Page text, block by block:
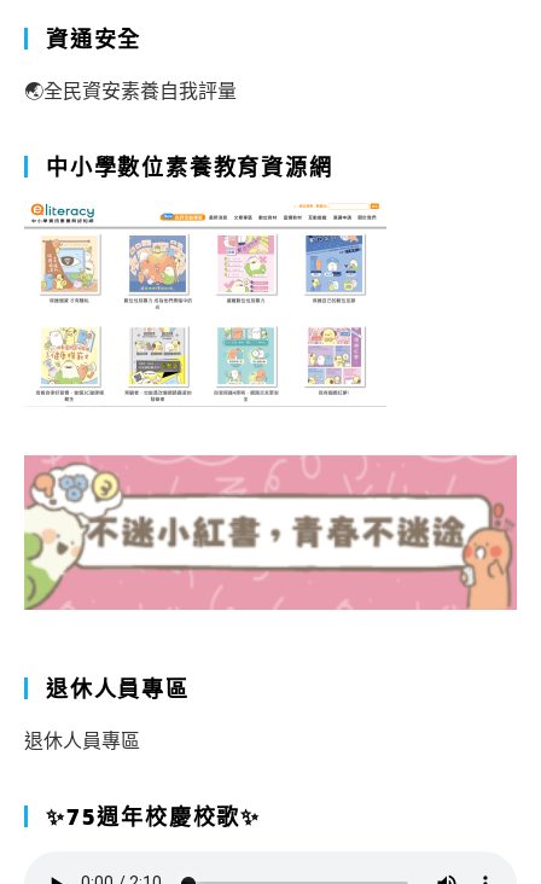
資通安全
🌏全民資安素養自我評量
中小學數位素養教育資源網
退休人員專區
退休人員專區
✨75週年校慶校歌✨